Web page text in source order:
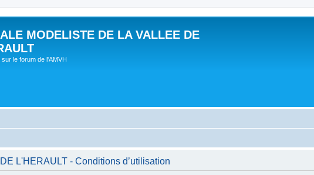
MODELISTE DE LA VALLEE DE
sur le forum de l'AMVH
L'HERAULT - Conditions d’utilisation